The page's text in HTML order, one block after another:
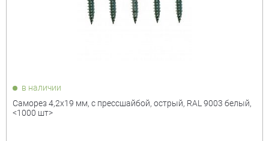
в наличии
Саморез 4,2х19 мм, с прессшайбой, острый, RAL 9003 белый,
<1000 шт>